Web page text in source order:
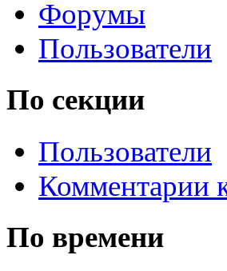
Форумы
Пользователи
По секции
Пользователи
Комментарии
По времени